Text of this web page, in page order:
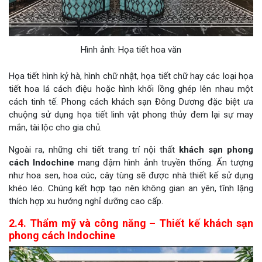
Hình ảnh: Họa tiết hoa văn
Họa tiết hình kỷ hà, hình chữ nhật, họa tiết chữ hay các loại họa
tiết hoa lá cách điệu hoặc hình khối lồng ghép lên nhau một
cách tinh tế. Phong cách khách sạn Đông Dương đặc biệt ưa
chuộng sử dụng họa tiết linh vật phong thủy đem lại sự may
mắn, tài lộc cho gia chủ.
Ngoài ra, những chi tiết trang trí nội thất khách sạn phong
cách Indochine mang đậm hình ảnh truyền thống. Ấn tượng
như hoa sen, hoa cúc, cây tùng sẽ được nhà thiết kế sử dụng
khéo léo. Chúng kết hợp tạo nên không gian an yên, tĩnh lặng
thích hợp xu hướng nghỉ dưỡng cao cấp.
2.4. Thẩm mỹ và công năng – Thiết kế khách sạn
phong cách Indochine